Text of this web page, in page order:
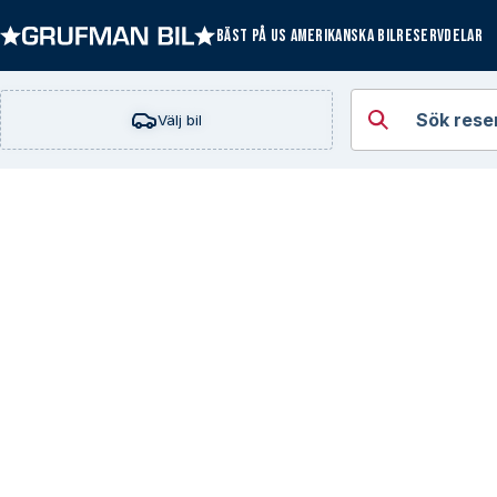
BÄST PÅ US AMERIKANSKA BILRESERVDELAR
Välj bil
Sök